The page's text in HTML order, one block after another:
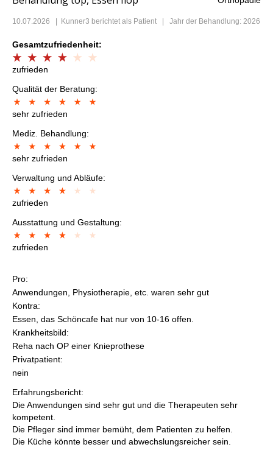
10.07.2026 Kunner3 berichtet als Patient | Jahr der Behandlung: 2026
Gesamtzufriedenheit:
zufrieden
Qualität der Beratung:
sehr zufrieden
Mediz. Behandlung:
sehr zufrieden
Verwaltung und Abläufe:
zufrieden
Ausstattung und Gestaltung:
zufrieden
Pro:
Anwendungen, Physiotherapie, etc. waren sehr gut
Kontra:
Essen, das Schöncafe hat nur von 10-16 offen.
Krankheitsbild:
Reha nach OP einer Knieprothese
Privatpatient:
nein
Erfahrungsbericht:
Die Anwendungen sind sehr gut und die Therapeuten sehr
kompetent.
Die Pfleger sind immer bemüht, dem Patienten zu helfen.
Die Küche könnte besser und abwechslungsreicher sein.